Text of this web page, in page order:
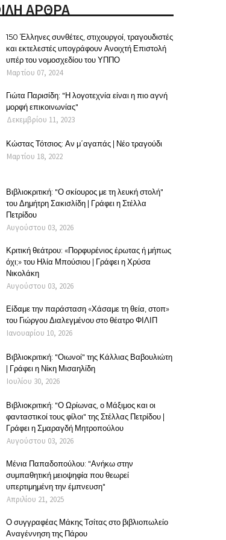
ΑΡΘΡΑ
150 Έλληνες συνθέτες, στιχουργοί, τραγουδιστές
και εκτελεστές υπογράφουν Ανοιχτή Επιστολή
υπέρ του νομοσχεδίου του ΥΠΠΟ
Μαρτίου 07, 2024
Γιώτα Παρισίδη: "Η λογοτεχνία είναι η πιο αγνή
μορφή επικοινωνίας"
Δεκεμβρίου 11, 2023
Κώστας Τότσιος: Αν μ΄αγαπάς | Νέο τραγούδι
Μαρτίου 18, 2022
Βιβλιοκριτική: "Ο σκίουρος με τη λευκή στολή"
του Δημήτρη Σακισλίδη | Γράφει η Στέλλα
Πετρίδου
Αυγούστου 03, 2026
Κριτική θεάτρου: «Πορφυρένιος έρωτας ή μήπως
όχι;» του Ηλία Μπούσιου | Γράφει η Χρύσα
Νικολάκη
Αυγούστου 03, 2026
Είδαμε την παράσταση «Χάσαμε τη θεία, στοπ»
του Γιώργου Διαλεγμένου στο θέατρο ΦΙΛΙΠ
Ιανουαρίου 10, 2026
Βιβλιοκριτική: "Οιωνοί" της Κάλλιας Βαβουλιώτη
| Γράφει η Νίκη Μισαηλίδη
Ιουλίου 30, 2026
Βιβλιοκριτική: "Ο Ωρίωνας, ο Μάξιμος και οι
φανταστικοί τους φίλοι" της Στέλλας Πετρίδου |
Γράφει η Σμαραγδή Μητροπούλου
Αυγούστου 03, 2026
Μένια Παπαδοπούλου: "Ανήκω στην
συμπαθητική μειοψηφία που θεωρεί
υπερτιμημένη την έμπνευση"
Απριλίου 21, 2025
Ο συγγραφέας Μάκης Τσίτας στο βιβλιοπωλείο
Αναγέννηση της Πάρου